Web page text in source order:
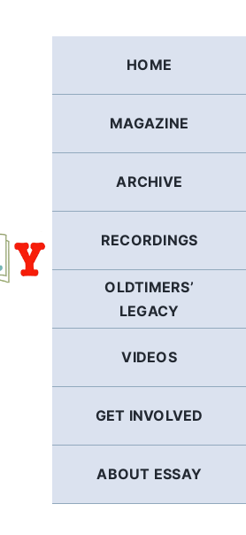
HOME
MAGAZINE
ARCHIVE
RECORDINGS
OLDTIMERS’
LEGACY
VIDEOS
GET INVOLVED
ABOUT ESSAY